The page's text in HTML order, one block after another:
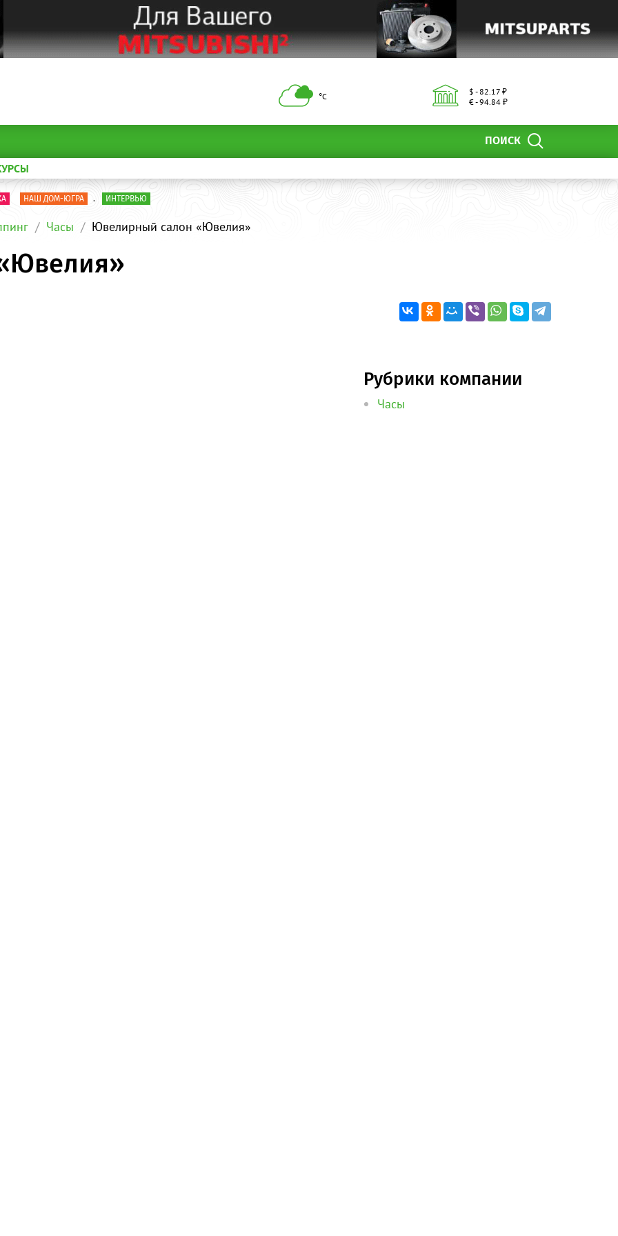
°С
$ - 82.17 ₽
€ - 94.84 ₽
ПОИСК
НАШ ДОМ-ЮГРА . ИНТЕРВЬЮ
Часы Ювелирный салон «Ювелия»
Рубрики компании
Часы